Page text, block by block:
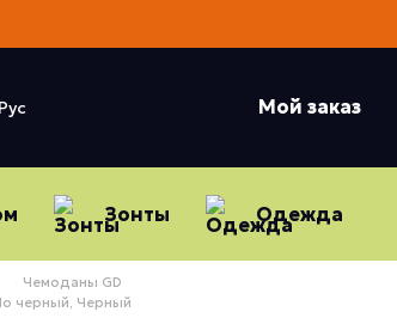
Рус Мой заказ
Зонты Одежда
Чемоданы GD
черный, Черный